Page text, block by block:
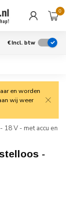
0
€Incl. btw
en worden
wij weer
V - met accu en
-